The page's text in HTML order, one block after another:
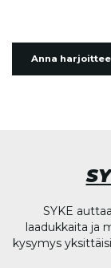
Anna
SYKE
laadukkaita ja
kysymys